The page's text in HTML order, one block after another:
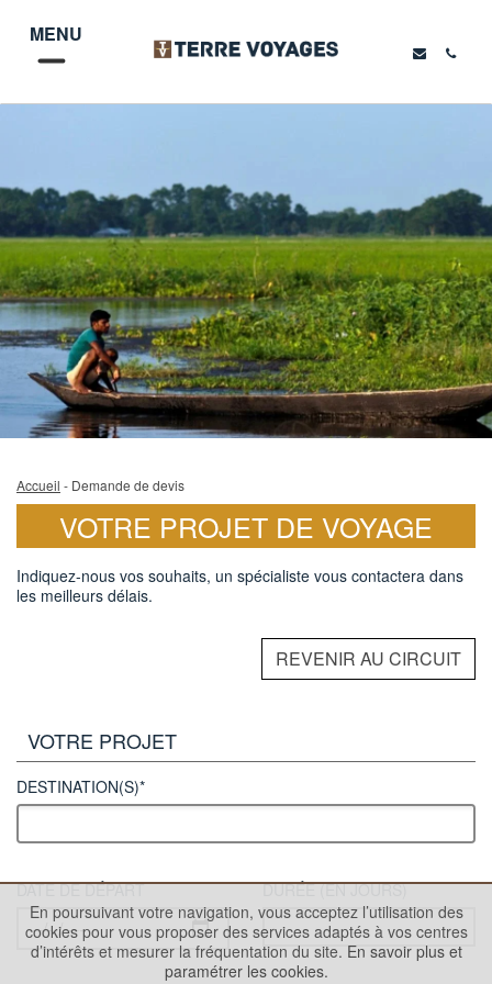
MENU
Accueil - Demande de devis
VOTRE PROJET DE VOYAGE
Indiquez-nous vos souhaits, un spécialiste vous contactera dans
les meilleurs délais.
REVENIR AU CIRCUIT
VOTRE PROJET
DESTINATION(S)*
DATE DE DÉPART
DURÉE (EN JOURS)
En poursuivant votre navigation, vous acceptez l’utilisation des
cookies pour vous proposer des services adaptés à vos centres
d’intérêts et mesurer la fréquentation du site. En savoir plus et
paramétrer les cookies.